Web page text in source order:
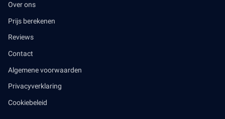
Over ons
Prijs berekenen
Reviews
Contact
Algemene voorwaarden
Privacyverklaring
Cookiebeleid